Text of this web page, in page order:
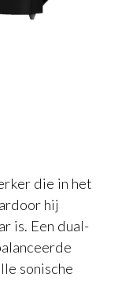
die in het
hij
is. Een dual-
sonische